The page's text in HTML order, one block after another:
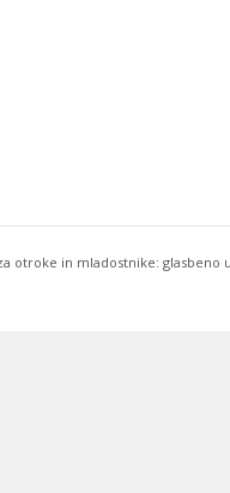
in mladostnike: glasbeno